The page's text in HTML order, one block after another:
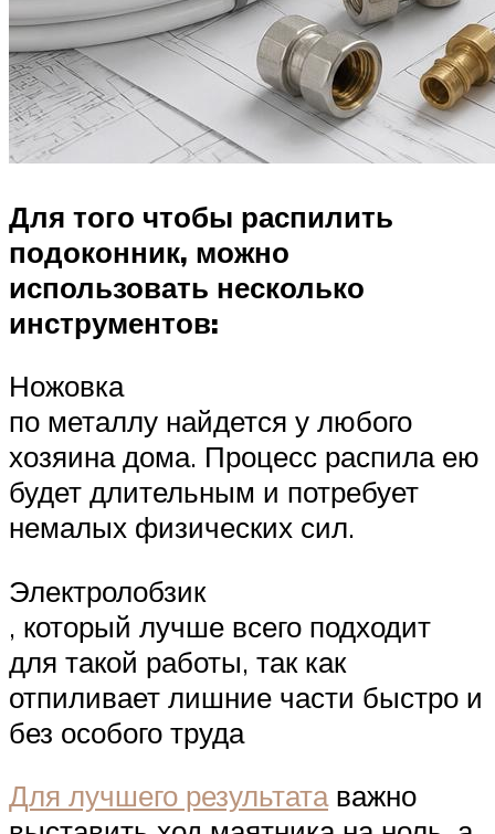
Для того чтобы распилить
подоконник, можно
использовать несколько
инструментов:
Ножовка
по металлу найдется у любого
хозяина дома. Процесс распила ею
будет длительным и потребует
немалых физических сил.
Электролобзик
, который лучше всего подходит
для такой работы, так как
отпиливает лишние части быстро и
без особого труда
Для лучшего результатаважно